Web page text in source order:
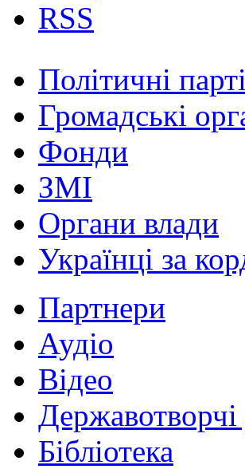
RSS
Політичні
Громадські
Фонди
ЗМІ
Органи влади
Українці за
Партнери
Аудіо
Відео
Бібліотека